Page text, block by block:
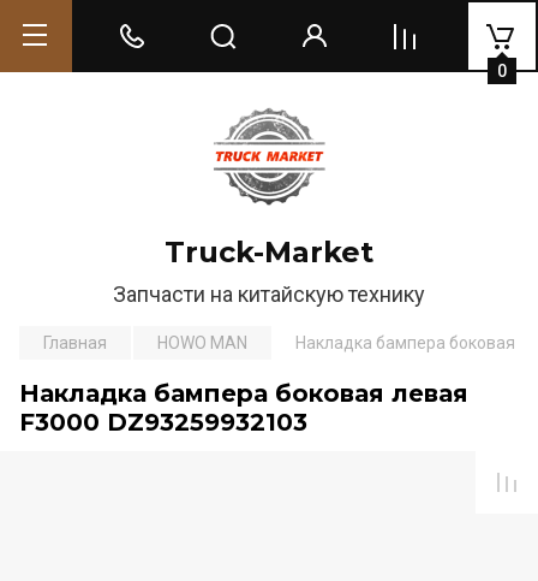
Truck-Market
Запчасти на китайскую технику
0
Главная HOWO MAN Накладка бампера боковая
Накладка бампера боковая левая
F3000 DZ93259932103